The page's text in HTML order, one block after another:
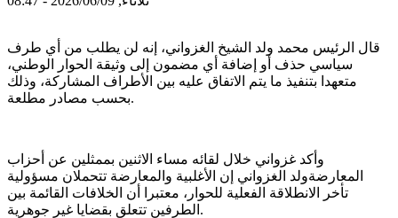
قال الرئيس محمد ولد الشيخ الغزواني، إنه لن يطلب من أي طرف
سياسي حذف أو إضافة أي مضمون إلى وثيقة الحوار الوطني،
متعهدا بتنفيذ ما يتم الاتفاق عليه بين الأطراف المشاركة، وذلك
بحسب مصادر مطلعة.
وأكد غزواني خلال لقائه مساء الاثنين بممثلين عن أحزاب
المعارضةولد الغزواني إن الأغلبية والمعارضة تتحملان مسؤولية
تأخر الانطلاقة الفعلية للحوار، معتبرا أن الخلافات القائمة بين
الطرفين تتعلق بقضايا غير جوهرية.